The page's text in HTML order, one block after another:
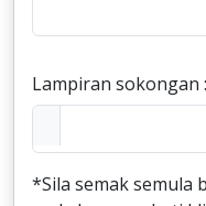
Lampiran sokongan :
*Sila semak semula